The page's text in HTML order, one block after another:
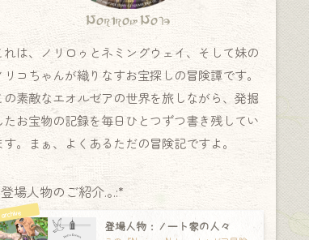
Norirow Note
れは、ノリロゥとネミングウェイ、そして妹の
リコちゃんが織りなすお宝探しの冒険譚です。
の素敵なエオルゼアの世界を旅しながら、発掘
たお宝物の記録を毎日ひとつずつ書き残してい
す。まぁ、よくあるただの冒険記ですよ。
場人物のご紹介.｡.:*
登場人物：ノート家の人々